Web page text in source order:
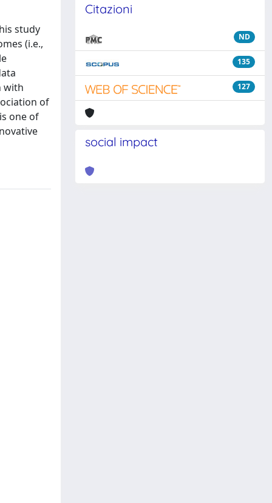
study
(i.e.,
with
of
one of
Citazioni
ND
135
127
social impact